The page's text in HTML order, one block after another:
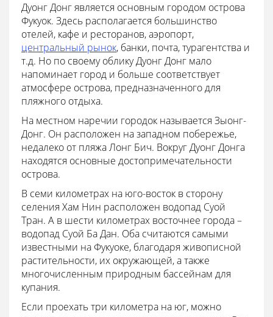
Дуонг Донг является основным городом острова
Фукуок. Здесь располагается большинство
отелей, кафе и ресторанов, аэропорт,
центральный рынок, банки, почта, турагентства и
т.д. Но по своему облику Дуонг Донг мало
напоминает город и больше соответствует
атмосфере острова, предназначенного для
пляжного отдыха.
На местном наречии городок называется Зыонг-
Донг. Он расположен на западном побережье,
недалеко от пляжа Лонг Бич. Вокруг Дуонг Донга
находятся основные достопримечательности
острова.
В семи километрах на юго-восток в сторону
селения Хам Нин расположен водопад Суой
Тран. А в шести километрах восточнее города –
водопад Суой Ба Дан. Оба считаются самыми
известными на Фукуоке, благодаря живописной
растительности, их окружающей, а также
многочисленным природным бассейнам для
купания.
Если проехать три километра на юг, можно